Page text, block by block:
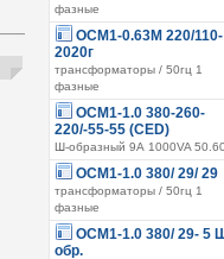
фазные
ОСМ1-0.63М 220/
2020г
трансформаторы / 50гц 1
фазные
ОСМ1-1.0 380-260-
220/-55-55 (CED)
Ш-образный 9А 1000VA
ОСМ1-1.0 380/ 29/ 29
трансформаторы / 50гц 1
фазные
ОСМ1-1.0 380/ 29- 5
обр.